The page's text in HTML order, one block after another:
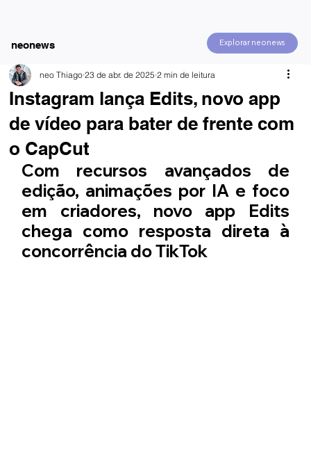
Explorar neonews
neonews
Instagram lança Edits, novo app
de vídeo para bater de frente com
o CapCut
neo Thiago 23 de abr. de 2025 2 min de leitura
Com recursos avançados de
edição, animações por IA e foco
em criadores, novo app Edits
chega como resposta direta à
concorrência do TikTok